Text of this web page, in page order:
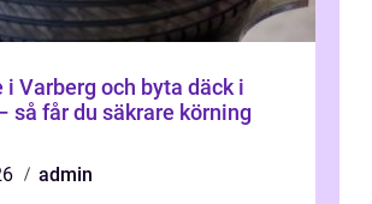
i Varberg och byta däck i
så får du säkrare körning
admin